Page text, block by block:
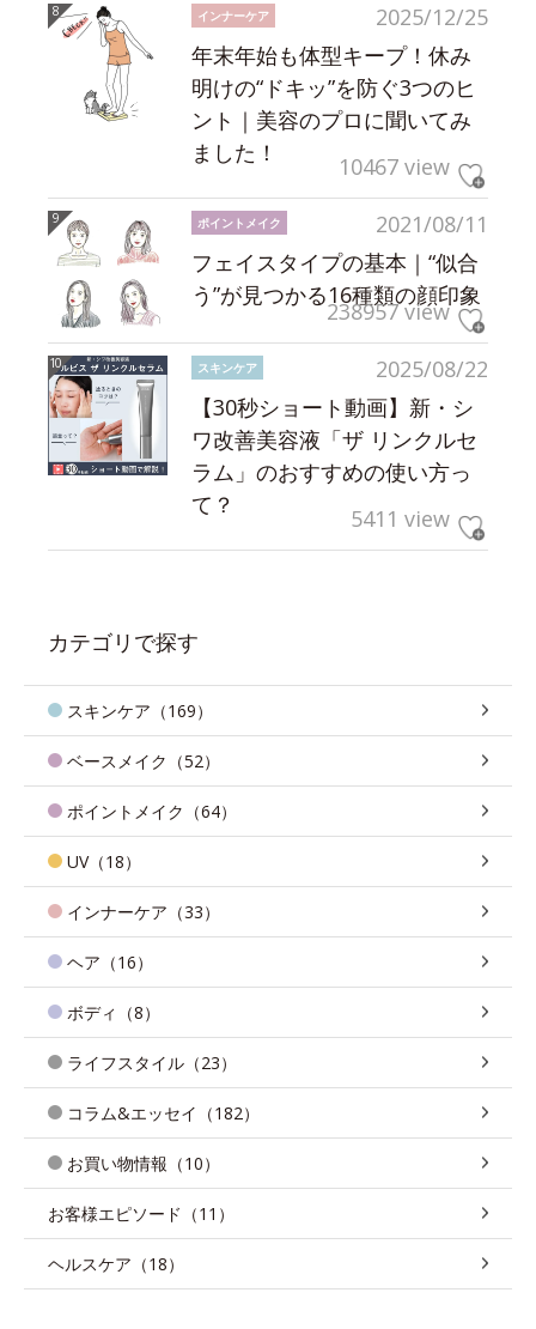
2025/12/25
インナーケア
年末年始も体型キープ！休み
明けの“ドキッ”を防ぐ3つのヒ
ント｜美容のプロに聞いてみ
ました！
10467 view
2021/08/11
ポイントメイク
フェイスタイプの基本｜“似合
う”が見つかる16種類の顔印象
238957 view
2025/08/22
スキンケア
【30秒ショート動画】新・シ
ワ改善美容液「ザ リンクルセ
ラム」のおすすめの使い方っ
て？
5411 view
カテゴリで探す
スキンケア（169）
ベースメイク（52）
ポイントメイク（64）
UV（18）
インナーケア（33）
ヘア（16）
ボディ（8）
ライフスタイル（23）
コラム&エッセイ（182）
お買い物情報（10）
お客様エピソード（11）
ヘルスケア（18）